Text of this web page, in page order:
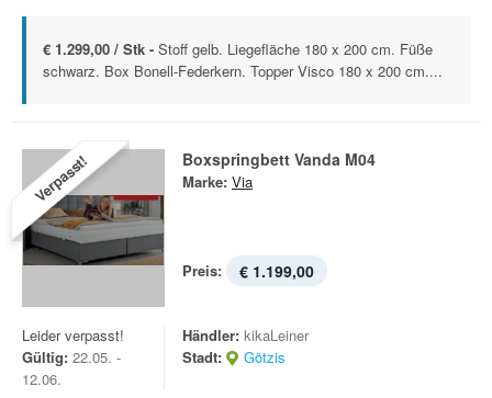
€ 1.299,00 / Stk - Stoff gelb. Liegefläche 180 x 200 cm. Füße
schwarz. Box Bonell-Federkern. Topper Visco 180 x 200 cm....
Verpasst! Boxspringbett Vanda M04
Marke: Via
Preis: € 1.199,00
Leider verpasst!
Gültig: 22.05. -
12.06.
Händler: kikaLeiner
Stadt:
Götzis